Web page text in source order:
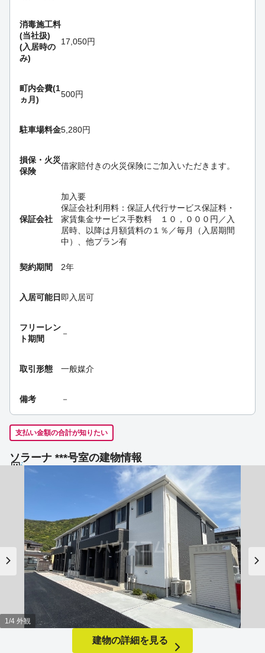
消毒施工料
(当社扱)
(入居時の
み)
17,050円
町内会費(1
ヵ月)
500円
駐車場料金5,280円
損保・ 火災
保険
借家賠付きの火災保険にご加入いただきます。
保証会社
加入要
保証会社利用料：保証人代行サービス保証料・
家賃集金サービス手数料 １０，０００円／入
居時、以降は月額賃料の１％／毎月（入居期間
中）、他プラン有
契約期間 2年
入居可能日 即入居可
フリーレン
ト期間
－
取引形態 一般媒介
備考 －
支払い金額の合計が知りたい
ソラーナ ***号室の建物情報
1/4 外観
建物の詳細を見る